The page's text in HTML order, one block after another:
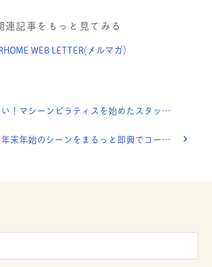
連記事をもっと見てみる
WEB LETTER(メルマガ）
ーンピラティスを始めたスタッフ佐藤の“続ける仕組み”
【即興コーデ】年末年始のシーンをまるっと即興でコーディネート。クリスマスから初詣まで！